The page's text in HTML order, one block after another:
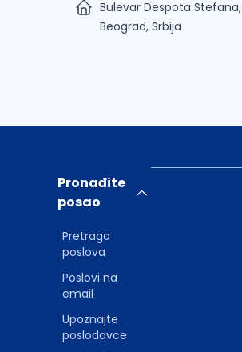
Bulevar Despota Stefana,
Beograd, Srbija
Pronađite
posao
Pretraga
poslova
Poslovi na
email
Upoznajte
poslodavce